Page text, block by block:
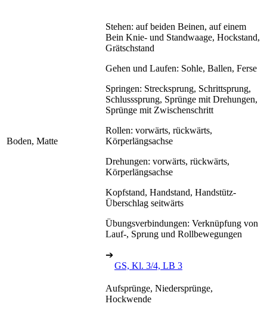
Boden, Matte
Stehen: auf beiden Beinen, auf einem
Bein Knie- und Standwaage, Hockstand,
Grätschstand
Gehen und Laufen: Sohle, Ballen, Ferse
Springen: Strecksprung, Schrittsprung,
Schlusssprung, Sprünge mit Drehungen,
Sprünge mit Zwischenschritt
Rollen: vorwärts, rückwärts,
Körperlängsachse
Drehungen: vorwärts, rückwärts,
Körperlängsachse
Kopfstand, Handstand, Handstütz-
Überschlag seitwärts
Übungsverbindungen: Verknüpfung von
Lauf-, Sprung und Rollbewegungen
➔
GS, Kl. 3/4, LB 3
Aufsprünge, Niedersprünge,
Hockwende